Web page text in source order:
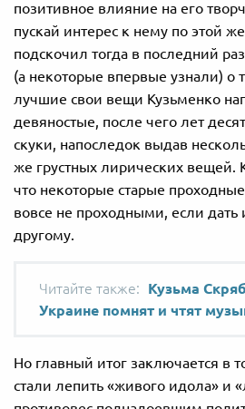
позитивное влияние на его
пускай интерес к нему по этой
подскочил тогда в последний
(а некоторые впервые узнали) о
лучшие свои вещи Кузьменко
девяностые, после чего лет
скуки, напоследок выдав
же грустных лирических вещей.
что некоторые старые
вовсе не проходными, если дать
другому.
Кузьма
Украине помнят и чтят
Но главный итог заключается в
стали лепить «живого идола» и